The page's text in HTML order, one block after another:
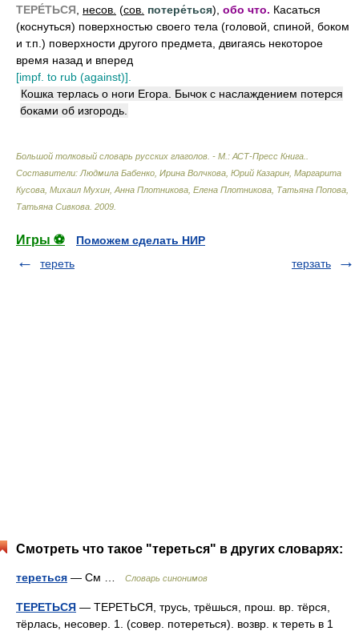
ТЕРЕ́ТЬСЯ
несов. (сов. потере́ться), обо что. Касаться
(коснуться) поверхностью своего тела (головой, спиной, боком
и т.п.) поверхности другого предмета, двигаясь некоторое
время назад и вперед
[impf. to rub (against)].
Кошка терлась о ноги Егора. Бычок с наслаждением потерся
боками об изгородь.
Большой толковый словарь русских глаголов. - М.: АСТ-Пресс Книга.
Составители: Людмила Бабенко, Ирина Волчкова, Юрий Казарин, Маргарита
Кусова, Михаил Мухин, Анна Плотникова, Елена Плотникова, Татьяна Попова,
Татьяна Сивкова 2009
Игры ⚽
Поможем сделать НИР
тереть
терзать
Смотреть что такое "тереться" в других словарях:
тереться — См … Словарь синонимов
ТЕРЕТЬСЯ — ТЕРЕТЬСЯ, трусь, трёшься, прош. вр. тёрся,
тёрлась, несовер. 1. (совер. потереться). возвр. к тереть в 1